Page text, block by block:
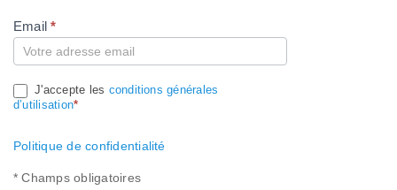
Compte
Email*
J'accepte les conditions générales
d’utilisation*
Politique de confidentialité
* Champs obligatoires